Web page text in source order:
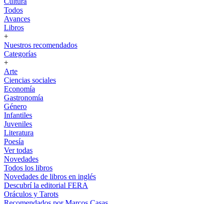
Todos
Avances
Libros
+
Nuestros recomendados
Categorías
+
Arte
Ciencias sociales
Economía
Gastronomía
Género
Infantiles
Juveniles
Literatura
Poesía
Ver todas
Novedades
Todos los libros
Novedades de libros en inglés
Descubrí la editorial FERA
Oráculos y Tarots